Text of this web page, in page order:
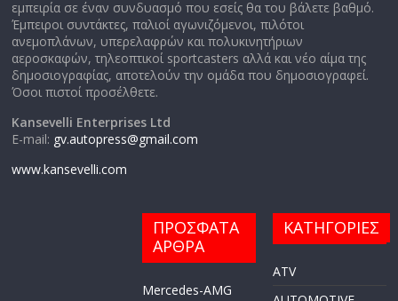
εμπειρία σε έναν συνδυασμό που εσείς θα του βάλετε βαθμό.
Έμπειροι συντάκτες, παλιοί αγωνιζόμενοι, πιλότοι
ανεμοπλάνων, υπερελαφρών και πολυκινητήριων
αεροσκαφών, τηλεοπτικοί sportcasters αλλά και νέο αίμα της
δημοσιογραφίας, αποτελούν την ομάδα που δημοσιογραφεί.
Όσοι πιστοί προσέλθετε.
Kansevelli Enterprises Ltd
E-mail: gv.autopress@gmail.com
www.kansevelli.com
ΠΡΟΣΦΑΤΑ
ΑΡΘΡΑ
Mercedes-AMG
ΚΑΤΗΓΟΡΙΕΣ
ATV